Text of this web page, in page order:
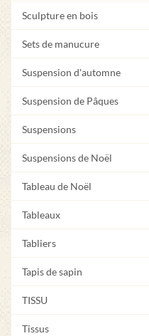
Sculpture en bois
Sets de manucure
Suspension d'automne
Suspension de Pâques
Suspensions
Suspensions de Noël
Tableau de Noël
Tableaux
Tabliers
Tapis de sapin
TISSU
Tissus